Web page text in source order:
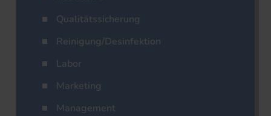
Qualitätssicherung
Reinigung/Desinfektion
Labor
Marketing
Management